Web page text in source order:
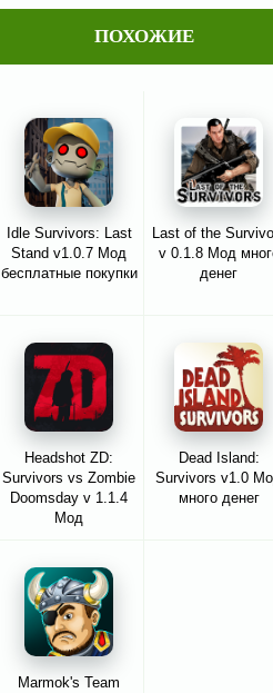
ПОХОЖИЕ
Idle Survivors: Last
Stand v1.0.7 Мод
бесплатные покупки
Last of the
v 0.1.8 Мод
денег
Headshot ZD:
Survivors vs Zombie
Doomsday v 1.1.4
Мод
бутылок / воды &
многое другое
Dead Island:
Survivors v1.0
много денег
Marmok's Team